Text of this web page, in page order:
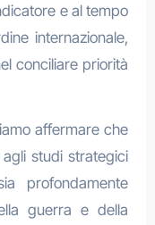
e al tempo
internazionale,
conciliare priorità
affermare che
agli studi strategici
profondamente
guerra e della